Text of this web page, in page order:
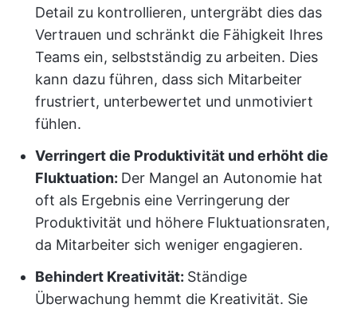
Detail zu kontrollieren, untergräbt dies das
Vertrauen und schränkt die Fähigkeit Ihres
Teams ein, selbstständig zu arbeiten. Dies
kann dazu führen, dass sich Mitarbeiter
frustriert, unterbewertet und unmotiviert
fühlen.
Verringert die Produktivität und erhöht die
Fluktuation: Der Mangel an Autonomie hat
oft als Ergebnis eine Verringerung der
Produktivität und höhere Fluktuationsraten,
da Mitarbeiter sich weniger engagieren.
Behindert Kreativität: Ständige
Überwachung hemmt die Kreativität. Sie